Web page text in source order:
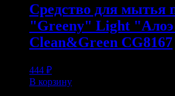
Средство для мытья
"Greeny" Light "Алоэ
Clean&Green CG8167
444 ₽
В корзину